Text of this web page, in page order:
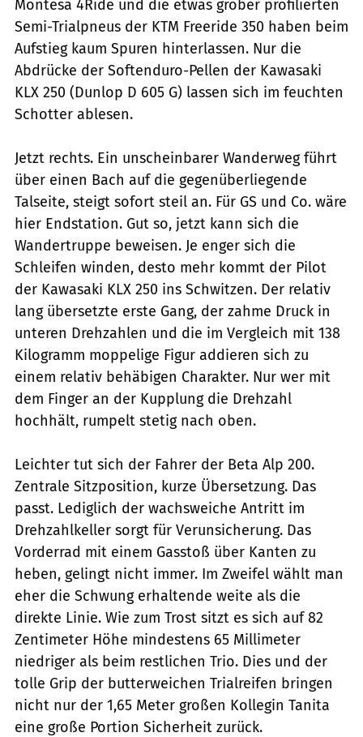
Montesa 4Ride und die etwas gröber profilierten
Semi-Trialpneus der KTM Freeride 350 haben beim
Aufstieg kaum Spuren hinterlassen. Nur die
Abdrücke der Softenduro-Pellen der Kawasaki
KLX 250 (Dunlop D 605 G) lassen sich im feuchten
Schotter ablesen.
Jetzt rechts. Ein unscheinbarer Wanderweg führt
über einen Bach auf die gegenüberliegende
Talseite, steigt sofort steil an. Für GS und Co. wäre
hier Endstation. Gut so, jetzt kann sich die
Wandertruppe beweisen. Je enger sich die
Schleifen winden, desto mehr kommt der Pilot
der Kawasaki KLX 250 ins Schwitzen. Der relativ
lang übersetzte erste Gang, der zahme Druck in
unteren Drehzahlen und die im Vergleich mit 138
Kilogramm moppelige Figur addieren sich zu
einem relativ behäbigen Charakter. Nur wer mit
dem Finger an der Kupplung die Drehzahl
hochhält, rumpelt stetig nach oben.
Leichter tut sich der Fahrer der Beta Alp 200.
Zentrale Sitzposition, kurze Übersetzung. Das
passt. Lediglich der wachsweiche Antritt im
Drehzahlkeller sorgt für Verunsicherung. Das
Vorderrad mit einem Gasstoß über Kanten zu
heben, gelingt nicht immer. Im Zweifel wählt man
eher die Schwung erhaltende weite als die
direkte Linie. Wie zum Trost sitzt es sich auf 82
Zentimeter Höhe mindestens 65 Millimeter
niedriger als beim restlichen Trio. Dies und der
tolle Grip der butterweichen Trialreifen bringen
nicht nur der 1,65 Meter großen Kollegin Tanita
eine große Portion Sicherheit zurück.